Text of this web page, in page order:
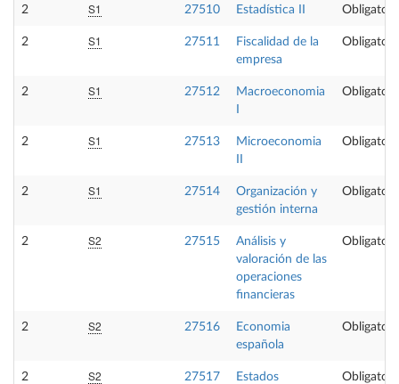
2 S1 27510 Estadística II
2 S1 27511
Fiscalidad de la
empresa
2 S1 27512
Macroeconomia
2 S1 27513
Microeconomia
2 S1 27514
Organización y
gestión interna
2 S2 27515
Análisis y
valoración de las
operaciones
financieras
2 S2 27516
Economia
española
2 S2 27517
Estados